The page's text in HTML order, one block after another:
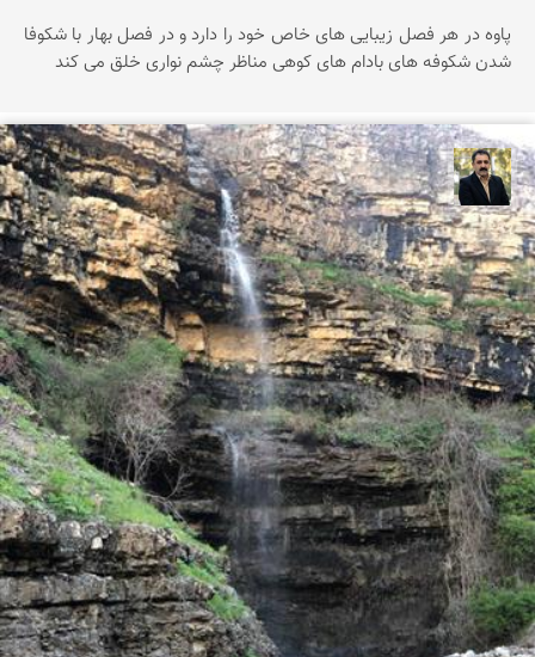
پاوه در هر فصل زیبایی های خاص خود را دارد و در فصل بهار با شکوفا
شدن شکوفه های بادام های کوهی مناظر چشم نواری خلق می کند
عدنان مرادی